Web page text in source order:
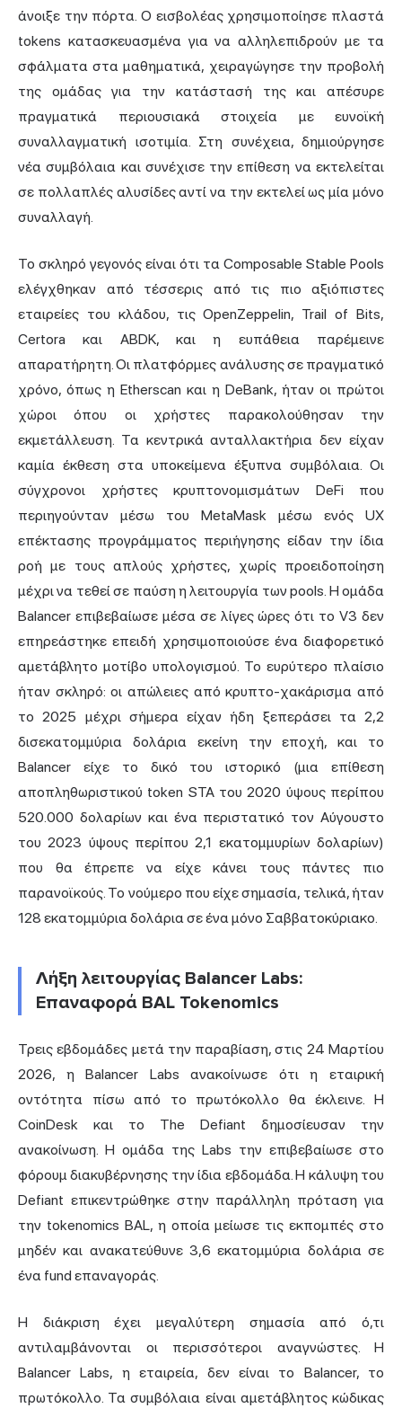
άνοιξε την πόρτα. Ο εισβολέας χρησιμοποίησε πλαστά
tokens κατασκευασμένα για να αλληλεπιδρούν με τα
σφάλματα στα μαθηματικά, χειραγώγησε την προβολή
της ομάδας για την κατάστασή της και απέσυρε
πραγματικά περιουσιακά στοιχεία με ευνοϊκή
συναλλαγματική ισοτιμία. Στη συνέχεια, δημιούργησε
νέα συμβόλαια και συνέχισε την επίθεση να εκτελείται
σε πολλαπλές αλυσίδες αντί να την εκτελεί ως μία μόνο
συναλλαγή.
Το σκληρό γεγονός είναι ότι τα Composable Stable Pools
ελέγχθηκαν από τέσσερις από τις πιο αξιόπιστες
εταιρείες του κλάδου, τις OpenZeppelin, Trail of Bits,
Certora και ABDK, και η ευπάθεια παρέμεινε
απαρατήρητη. Οι πλατφόρμες ανάλυσης σε πραγματικό
χρόνο, όπως η Etherscan και η DeBank, ήταν οι πρώτοι
χώροι όπου οι χρήστες παρακολούθησαν την
εκμετάλλευση. Τα κεντρικά ανταλλακτήρια δεν είχαν
καμία έκθεση στα υποκείμενα έξυπνα συμβόλαια. Οι
σύγχρονοι χρήστες κρυπτονομισμάτων DeFi που
περιηγούνταν μέσω του MetaMask μέσω ενός UX
επέκτασης προγράμματος περιήγησης είδαν την ίδια
ροή με τους απλούς χρήστες, χωρίς προειδοποίηση
μέχρι να τεθεί σε παύση η λειτουργία των pools. Η ομάδα
Balancer επιβεβαίωσε μέσα σε λίγες ώρες ότι το V3 δεν
επηρεάστηκε επειδή χρησιμοποιούσε ένα διαφορετικό
αμετάβλητο μοτίβο υπολογισμού. Το ευρύτερο πλαίσιο
ήταν σκληρό: οι απώλειες από κρυπτο-χακάρισμα από
το 2025 μέχρι σήμερα είχαν ήδη ξεπεράσει τα 2,2
δισεκατομμύρια δολάρια εκείνη την εποχή, και το
Balancer είχε το δικό του ιστορικό (μια επίθεση
αποπληθωριστικού token STA του 2020 ύψους περίπου
520.000 δολαρίων και ένα περιστατικό τον Αύγουστο
του 2023 ύψους περίπου 2,1 εκατομμυρίων δολαρίων)
που θα έπρεπε να είχε κάνει τους πάντες πιο
παρανοϊκούς. Το νούμερο που είχε σημασία, τελικά, ήταν
128 εκατομμύρια δολάρια σε ένα μόνο Σαββατοκύριακο.
Λήξη λειτουργίας Balancer Labs:
Επαναφορά BAL Tokenomics
Τρεις εβδομάδες μετά την παραβίαση, στις 24 Μαρτίου
2026, η Balancer Labs ανακοίνωσε ότι η εταιρική
οντότητα πίσω από το πρωτόκολλο θα έκλεινε. Η
CoinDesk και το The Defiant δημοσίευσαν την
ανακοίνωση. Η ομάδα της Labs την επιβεβαίωσε στο
φόρουμ διακυβέρνησης την ίδια εβδομάδα. Η κάλυψη του
Defiant επικεντρώθηκε στην παράλληλη πρόταση για
την tokenomics BAL, η οποία μείωσε τις εκπομπές στο
μηδέν και ανακατεύθυνε 3,6 εκατομμύρια δολάρια σε
ένα fund επαναγοράς.
Η διάκριση έχει μεγαλύτερη σημασία από ό,τι
αντιλαμβάνονται οι περισσότεροι αναγνώστες. Η
Balancer Labs, η εταιρεία, δεν είναι το Balancer, το
πρωτόκολλο. Τα συμβόλαια είναι αμετάβλητος κώδικας